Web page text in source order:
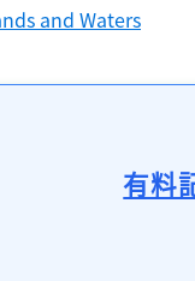
and Waters
有料